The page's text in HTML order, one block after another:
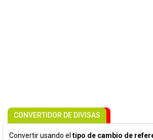
CONVERTIDOR DE DIVISAS
Convertir usando el tipo de cambio de